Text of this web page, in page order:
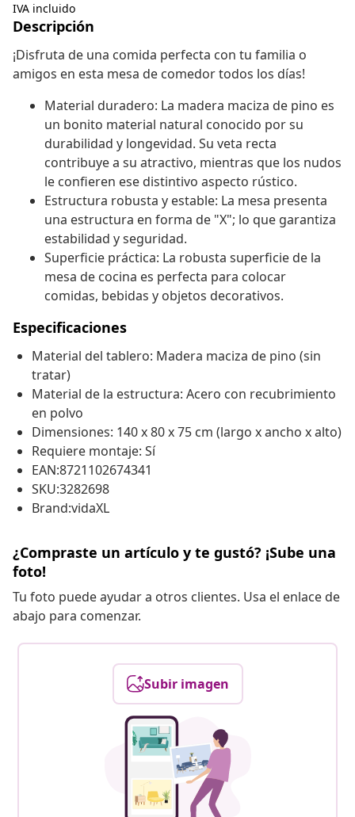
IVA incluido
Descripción
¡Disfruta de una comida perfecta con tu familia o
amigos en esta mesa de comedor todos los días!
Material duradero: La madera maciza de pino es
un bonito material natural conocido por su
durabilidad y longevidad. Su veta recta
contribuye a su atractivo, mientras que los nudos
le confieren ese distintivo aspecto rústico.
Estructura robusta y estable: La mesa presenta
una estructura en forma de "X"; lo que garantiza
estabilidad y seguridad.
Superficie práctica: La robusta superficie de la
mesa de cocina es perfecta para colocar
comidas, bebidas y objetos decorativos.
Especificaciones
Material del tablero: Madera maciza de pino (sin
tratar)
Material de la estructura: Acero con recubrimiento
en polvo
Dimensiones: 140 x 80 x 75 cm (largo x ancho x alto)
Requiere montaje: Sí
EAN:8721102674341
SKU:3282698
Brand:vidaXL
¿Compraste un artículo y te gustó? ¡Sube una
foto!
Tu foto puede ayudar a otros clientes. Usa el enlace de
abajo para comenzar.
Subir imagen